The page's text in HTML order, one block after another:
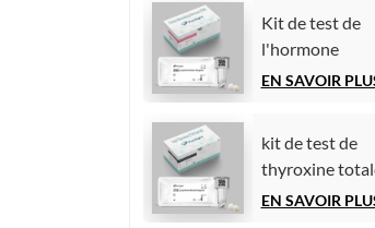
Kit de test de
l'hormone
folliculo-
EN SAVOIR
kit de test de
thyroxine
(TT4)
EN SAVOIR